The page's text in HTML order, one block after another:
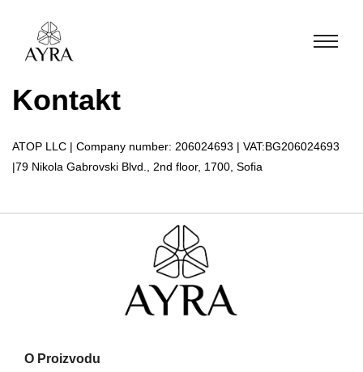
Kontakt
ATOP LLC | Company number: 206024693 | VAT:BG206024693
|79 Nikola Gabrovski Blvd., 2nd floor, 1700, Sofia
O Proizvodu